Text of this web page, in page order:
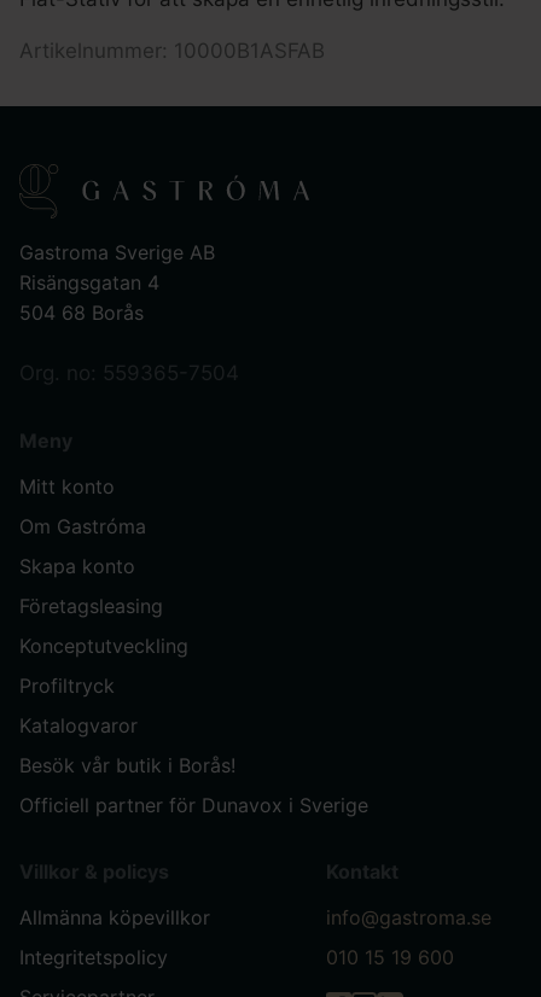
Artikelnummer: 10000B1ASFAB
Gastroma Sverige AB
Risängsgatan 4
504 68 Borås
Org. no: 559365-7504
Meny
Mitt konto
Om Gastróma
Skapa konto
Företagsleasing
Konceptutveckling
Profiltryck
Katalogvaror
Besök vår butik i Borås!
Officiell partner för Dunavox i Sverige
Villkor & policys
Allmänna köpevillkor
Integritetspolicy
Kontakt
info@gastroma.se
010 15 19 600